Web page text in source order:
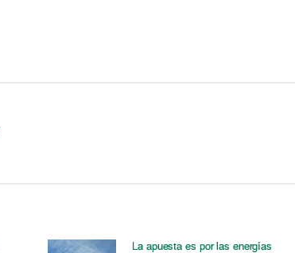
La apuesta es por las energías